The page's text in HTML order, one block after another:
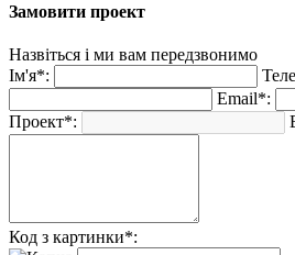
Замовити проект
Назвіться і ми вам передзвонимо
Ім'я*:
Email*:
Проект*:
Код з картинки*: